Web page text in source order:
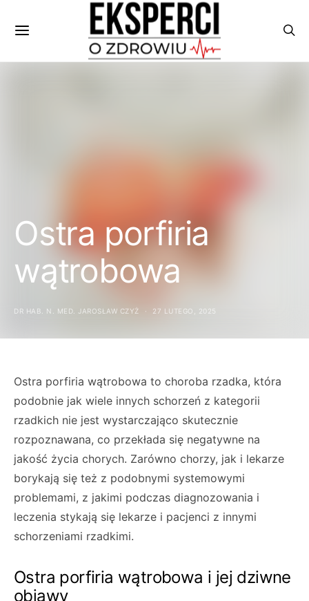
Ostra porfiria
wątrobowa
DR HAB. N. MED. JAROSŁAW CZYŻ 27 LUTEGO, 2025
Ostra porfiria wątrobowa to choroba rzadka, która
podobnie jak wiele innych schorzeń z kategorii
rzadkich nie jest wystarczająco skutecznie
rozpoznawana, co przekłada się negatywne na
jakość życia chorych. Zarówno chorzy, jak i lekarze
borykają się też z podobnymi systemowymi
problemami, z jakimi podczas diagnozowania i
leczenia stykają się lekarze i pacjenci z innymi
schorzeniami rzadkimi.
Ostra porfiria wątrobowa i jej dziwne
objawy